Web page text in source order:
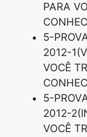
PARA
5-
2012-
VOCÊ
5-
2012-
VOCÊ